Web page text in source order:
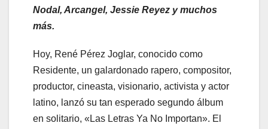
Nodal, Arcangel, Jessie Reyez y muchos
más.
Hoy, René Pérez Joglar, conocido como
Residente, un galardonado rapero, compositor,
productor, cineasta, visionario, activista y actor
latino, lanzó su tan esperado segundo álbum
en solitario, «Las Letras Ya No Importan». El